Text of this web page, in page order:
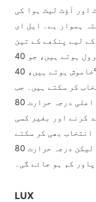
اور آؤٹ لیٹ ہوا کی
ہموار ہے۔ ایل ای
لیے پنکھے کے تین
طرح کے ذہین درجہ حرارت کنٹرول ہوتے ہیں، جو 40°C سے نیچے
خاموش ہوتے ہیں، 40°C سے اوپر گرمی کی کھپت شروع کرتے
کر سکتے ہیں۔ جب
اعلی درجہ حرارت 80 ° C تک پہنچ جاتا ہے، تو بجلی خود بخود
کرنے اور بغیر کسی
بھی کر سکتے
ہیں، لیکن درجہ حرارت 80 ° C سے زیادہ ہونے پر LED لائٹ کو
کم ہو جائے گی۔
LUX